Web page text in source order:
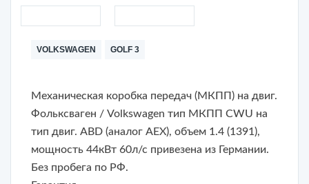
VOLKSWAGEN GOLF 3
Механическая коробка передач (МКПП) на двиг.
Фольксваген / Volkswagen тип МКПП CWU на
тип двиг. ABD (аналог AEX), объем 1.4 (1391),
мощность 44кВт 60л/с привезена из Германии.
Без пробега по РФ.